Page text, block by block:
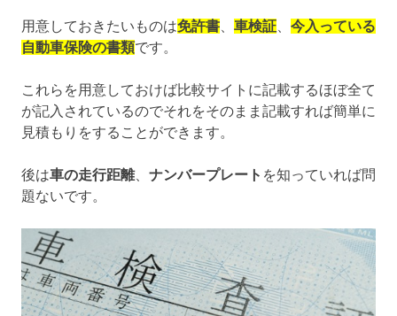
用意しておきたいものは免許書 車検証
今入っている
自動車保険の書類です。
これらを用意しておけば比較サイトに記載するほぼ全て
が記入されているのでそれをそのまま記載すれば簡単に
見積もりをすることができます。
後は車の走行距離、 ナンバープレート を知っていれば問
題ないです。